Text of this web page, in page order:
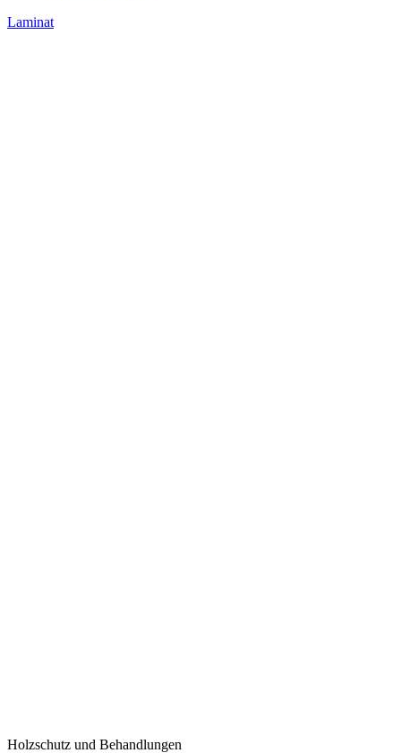
Laminat
Holzschutz und Behandlungen